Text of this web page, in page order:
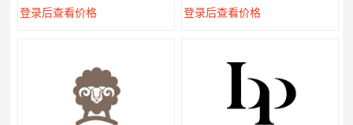
登录后查看价格
登录后查看价格